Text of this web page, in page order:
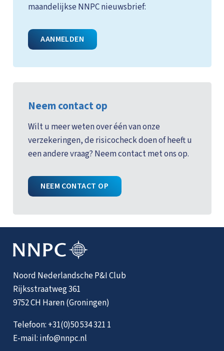
maandelijkse NNPC nieuwsbrief:
AANMELDEN
Neem contact op
Wilt u meer weten over één van onze
verzekeringen, de risicocheck doen of heeft u
een andere vraag? Neem contact met ons op.
NEEM CONTACT OP
Noord Nederlandsche P&I Club
Rijksstraatweg 361
9752 CH Haren (Groningen)
Telefoon: +31(0)50 534 321 1
E-mail: info@nnpc.nl